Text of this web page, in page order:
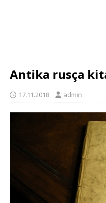
Antika rusça
17.11.2018 admin